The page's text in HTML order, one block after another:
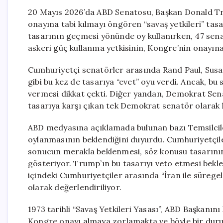
20 Mayıs 2026’da ABD Senatosu, Başkan Donald
onayına tabi kılmayı öngören “savaş yetkileri”
tasarının geçmesi yönünde oy kullanırken, 47
askeri güç kullanma yetkisinin, Kongre’nin
Cumhuriyetçi senatörler arasında Rand Paul,
gibi bu kez de tasarıya “evet” oyu verdi. Ancak,
vermesi dikkat çekti. Diğer yandan, Demokrat
tasarıya karşı çıkan tek Demokrat senatör olarak
ABD medyasına açıklamada bulunan bazı
oylanmasının beklendiğini duyurdu.
sonucun merakla beklenmesi, söz konusu
gösteriyor. Trump’ın bu tasarıyı veto etmesi
içindeki Cumhuriyetçiler arasında “İran ile
olarak değerlendiriliyor.
1973 tarihli “Savaş Yetkileri Yasası”, ABD
Kongre onayı almaya zorlamakta ve böyle bir